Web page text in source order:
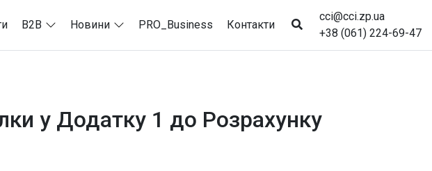
B2B Новини PRO_Business Контакти
cci@cci.zp.ua
+38 (061) 224-69-47
у Додатку 1 до Розрахунку